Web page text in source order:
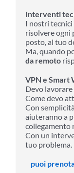
Interventi
I nostri
risolvere ogni
posto, al tuo
Ma, quando
da remoto
VPN e Smart
Devo lavorare
Come devo
Con
aiuteranno a
collegamento
Con un
tuo problema.
puoi